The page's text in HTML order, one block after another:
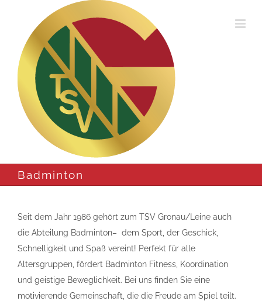
springen
Badminton
Seit dem Jahr 1986 gehört zum TSV Gronau/Leine auch
die Abteilung Badminton– dem Sport, der Geschick,
Schnelligkeit und Spaß vereint! Perfekt für alle
Altersgruppen, fördert Badminton Fitness, Koordination
und geistige Beweglichkeit. Bei uns finden Sie eine
motivierende Gemeinschaft, die die Freude am Spiel teilt.